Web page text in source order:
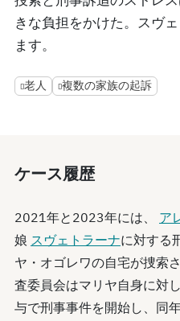
きな負担をかけた。スヴ
ます。
老人 複数の家族の起訴
ケース履歴
2021年と2023年には、 ア
娘 スヴェトラーナに対する
ヤ・オゴレワの自宅が捜索
査委員会はマリヤ自身に対
与で刑事事件を開始し、同